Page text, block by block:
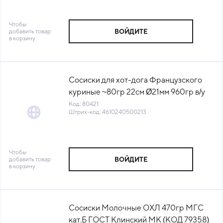
Чтобы
добавить товар
в корзину
ВОЙДИТЕ
Сосиски для хот-дога Французского
куриные ~80гр 22см Ø21мм 960гр в/у
Дымов™ (КОД 80421) (-18°С)
Код: 80421
Штрих-код: 4610240500213
Чтобы
добавить товар
в корзину
ВОЙДИТЕ
Сосиски Молочные ОХЛ 470гр МГС
кат.Б ГОСТ Клинский МК (КОД 79358)